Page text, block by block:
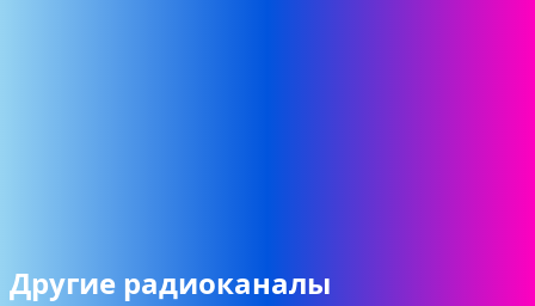
Другие радиоканалы